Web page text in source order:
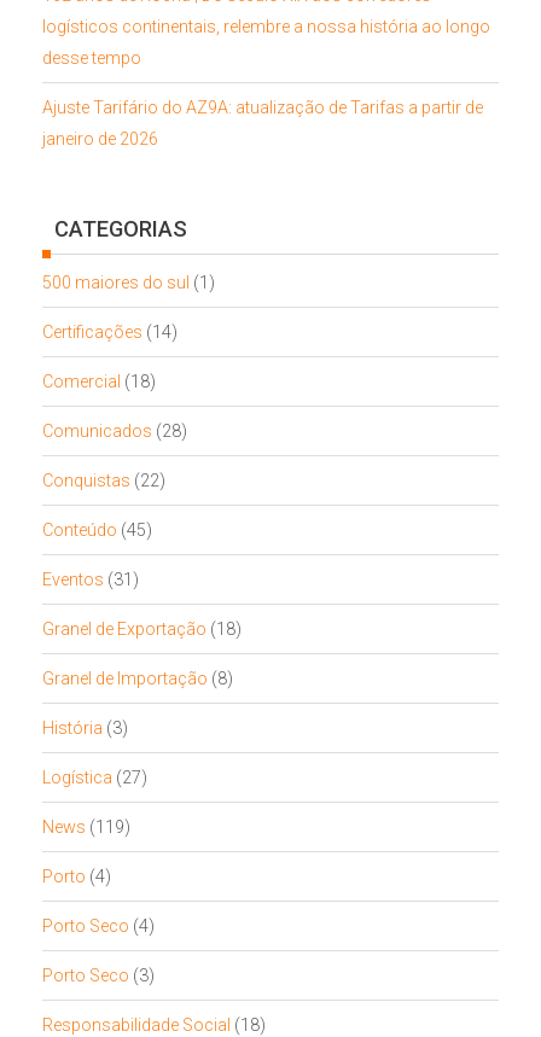
logísticos continentais, relembre a nossa história ao longo
desse tempo
Ajuste Tarifário do AZ9A: atualização de Tarifas a partir de
janeiro de 2026
CATEGORIAS
500 maiores do sul (1)
Certificações (14)
Comercial (18)
Comunicados (28)
Conquistas (22)
Conteúdo (45)
Eventos (31)
Granel de Exportação (18)
Granel de Importação (8)
História (3)
Logística (27)
News (119)
Porto (4)
Porto Seco (4)
Porto Seco (3)
Responsabilidade Social (18)